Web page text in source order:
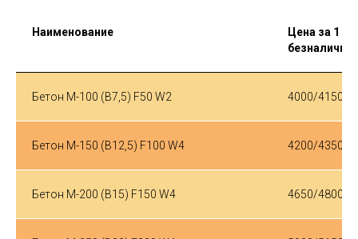
Наименование
Цена за 1
Бетон М-100 (B7,5) F50 W2 4000/4150
Бетон М-150 (B12,5) F100 W4 4200/4350
Бетон М-200 (B15) F150 W4 4650/4800